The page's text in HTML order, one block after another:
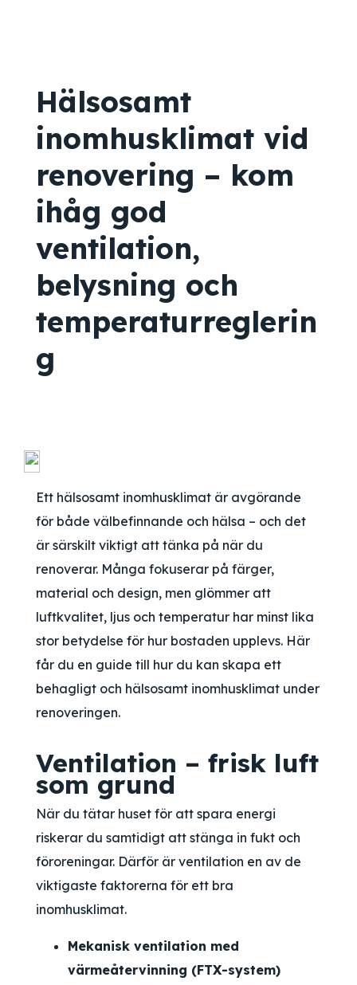
Hälsosamt
inomhusklimat vid
renovering – kom
ihåg god
ventilation,
belysning och
temperaturreglerin
g
Ett hälsosamt inomhusklimat är avgörande
för både välbefinnande och hälsa – och det
är särskilt viktigt att tänka på när du
renoverar. Många fokuserar på färger,
material och design, men glömmer att
luftkvalitet, ljus och temperatur har minst lika
stor betydelse för hur bostaden upplevs. Här
får du en guide till hur du kan skapa ett
behagligt och hälsosamt inomhusklimat under
renoveringen.
Ventilation – frisk luft
som grund
När du tätar huset för att spara energi
riskerar du samtidigt att stänga in fukt och
föroreningar. Därför är ventilation en av de
viktigaste faktorerna för ett bra
inomhusklimat.
Mekanisk ventilation med
värmeåtervinning (FTX-system)